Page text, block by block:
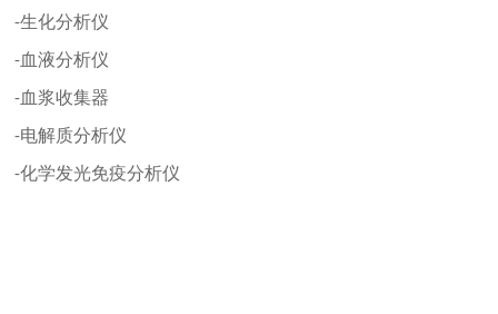
-生化分析仪
-血液分析仪
-血浆收集器
-电解质分析仪
-化学发光免疫分析仪